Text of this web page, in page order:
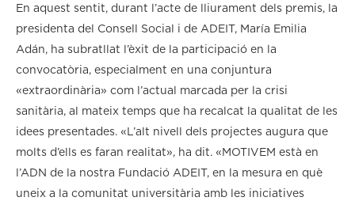
En aquest sentit, durant l’acte de lliurament dels premis, la
presidenta del Consell Social i de ADEIT, María Emilia
Adán, ha subratllat l’èxit de la participació en la
convocatòria, especialment en una conjuntura
«extraordinària» com l’actual marcada per la crisi
sanitària, al mateix temps que ha recalcat la qualitat de les
idees presentades. «L’alt nivell dels projectes augura que
molts d’ells es faran realitat», ha dit. «MOTIVEM està en
l’ADN de la nostra Fundació ADEIT, en la mesura en què
uneix a la comunitat universitària amb les iniciatives